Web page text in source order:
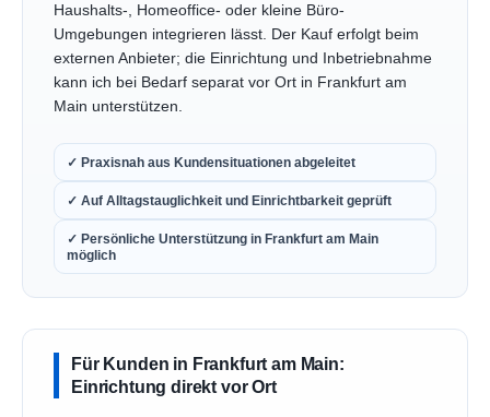
Haushalts-, Homeoffice- oder kleine Büro-
Umgebungen integrieren lässt. Der Kauf erfolgt beim
externen Anbieter; die Einrichtung und Inbetriebnahme
kann ich bei Bedarf separat vor Ort in Frankfurt am
Main unterstützen.
✓ Praxisnah aus Kundensituationen abgeleitet
✓ Auf Alltagstauglichkeit und Einrichtbarkeit geprüft
✓ Persönliche Unterstützung in Frankfurt am Main
möglich
Für Kunden in Frankfurt am Main:
Einrichtung direkt vor Ort